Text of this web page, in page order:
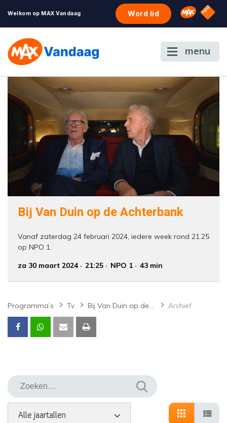
Welkom op MAX Vandaag Word lid Omroep
NPO
menu
Bij Van Duin op de Achterbank
Vanaf zaterdag 24 februari 2024, iedere week rond 21.25
op NPO 1.
za 30 maart 2024
21:25 NPO 1 43 min
Programma’s Tv Bij Van Duin op de Achterbank Archief